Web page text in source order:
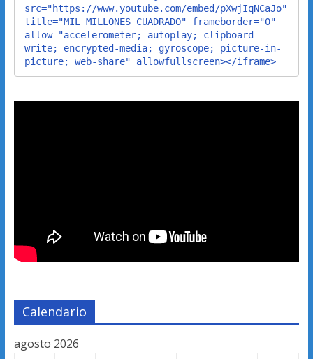
src="https://www.youtube.com/embed/pXwjIqNCaJo"
title="MIL MILLONES CUADRADO" frameborder="0"
allow="accelerometer; autoplay; clipboard-
write; encrypted-media; gyroscope; picture-in-
picture; web-share" allowfullscreen></iframe>
Calendario
agosto 2026